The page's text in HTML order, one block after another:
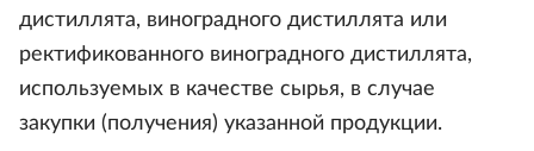
дистиллята, виноградного дистиллята или
ректификованного виноградного дистиллята,
используемых в качестве сырья, в случае
закупки (получения) указанной продукции.